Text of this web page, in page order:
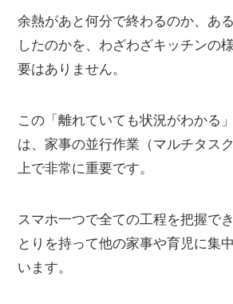
余熱があと何分で終わるのか、あ
したのかを、わざわざキッチンの
要はありません。
この「離れていても状況がわかる
は、家事の並行作業（マルチタス
上で非常に重要です。
スマホ一つで全ての工程を把握で
とりを持って他の家事や育児に集
います。